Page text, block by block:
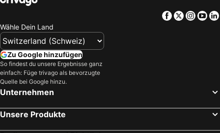
Village de Vacances Marina d'Oru
Hotel Balanea
Hotel Pietracap
Hôtel La Caravelle
Hotel Revellata & Spa
Hotel Orizonte
Hôtel Il Tramonto
Auberge Ferayola
Hôtel Méditerranée
Facebook
Twitter
Wähle Dein Land
Zu Google hinzufügen
So findest du unsere Ergebnisse ganz
einfach: Füge trivago als bevorzugte
Quelle bei Google hinzu.
Unternehmen
Unsere Produkte